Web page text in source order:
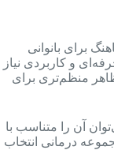
برای بانوانی
و کاربردی نیاز
ظاهر منظم‌تری برای
آن را متناسب با
درمانی انتخاب